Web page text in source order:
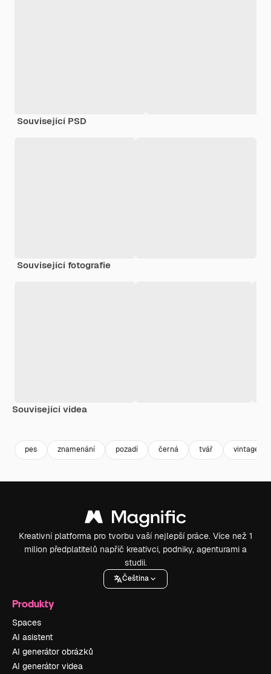
Související PSD
Související fotografie
Související videa
pes znamenání pozadí černá tvář vintage
Kreativní platforma pro tvorbu vaší nejlepší práce. Více než 1
milion předplatitelů napříč kreativci, podniky, agenturami a
studii.
Čeština
Produkty
Spaces
AI asistent
AI generátor obrázků
AI generátor videa